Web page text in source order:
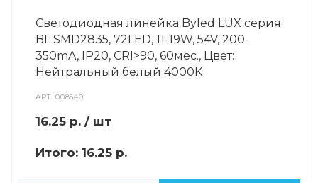
Светодиодная линейка Byled LUX серия
BL SMD2835, 72LED, 11-19W, 54V, 200-
350mA, IP20, CRI>90, 60мес., Цвет:
Нейтральный белый 4000K
АРТ.008540
16.25 р. / шт
Итого: 16.25 р.